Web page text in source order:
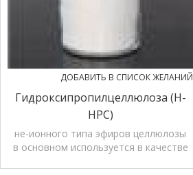
ДОБАВИТЬ В СПИСОК ЖЕЛАНИЙ
Гидроксипропилцеллюлоза (H-
HPC)
не-ионного типа эфиров целлюлозы
в основном используется в качестве